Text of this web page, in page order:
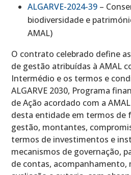
ALGARVE-2024-39 –
biodiversidade e
AMAL)
O contrato celebrado define
de gestão atribuídas à AMAL
Intermédio e os termos e
ALGARVE 2030, Programa
de Ação acordado com a
desta entidade em termos de
gestão, montantes,
termos de investimentos e
mecanismos de governação,
de contas, acompanhamento,